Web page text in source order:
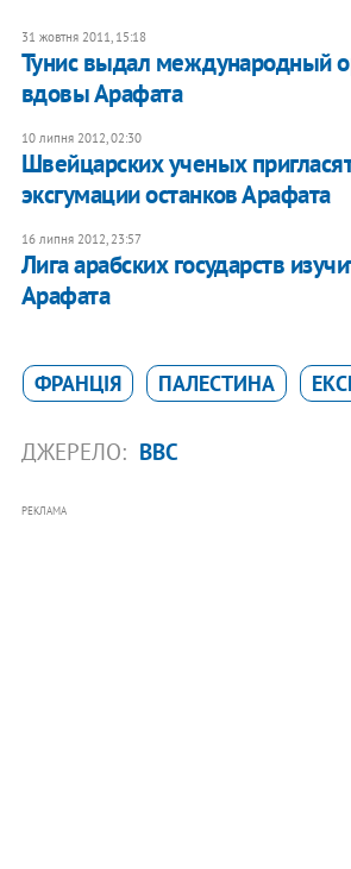
31 жовтня 2011, 15:18
Тунис выдал международный
вдовы Арафата
10 липня 2012, 02:30
Швейцарских ученых
эксгумации останков Арафата
16 липня 2012, 23:57
Лига арабских государств
Арафата
ФРАНЦІЯ ПАЛЕСТИНА
ДЖЕРЕЛО: BBC
РЕКЛАМА